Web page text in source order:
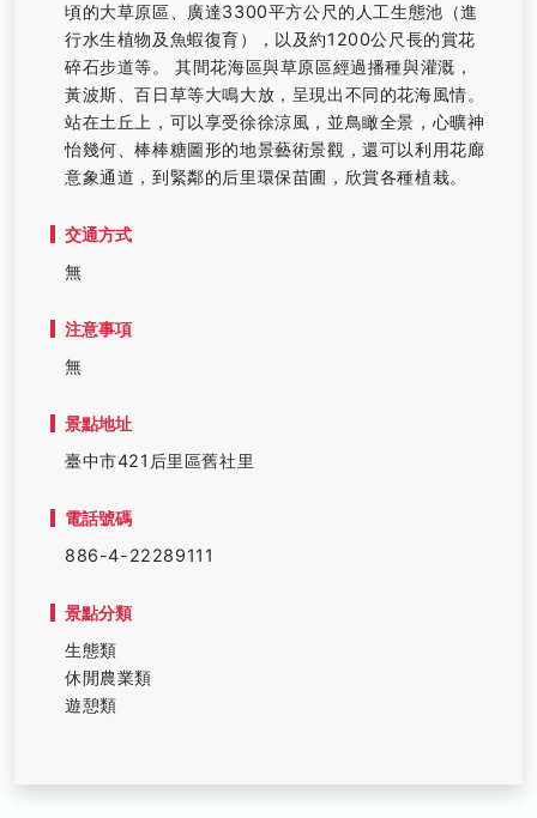
頃的大草原區、廣達3300平方公尺的人工生態池（進
行水生植物及魚蝦復育），以及約1200公尺長的賞花
碎石步道等。 其間花海區與草原區經過播種與灌溉，
黃波斯、百日草等大鳴大放，呈現出不同的花海風情。
站在土丘上，可以享受徐徐涼風，並鳥瞰全景，心曠神
怡幾何、棒棒糖圖形的地景藝術景觀，還可以利用花廊
意象通道，到緊鄰的后里環保苗圃，欣賞各種植栽。
交通方式
無
注意事項
無
景點地址
臺中市421后里區舊社里
電話號碼
886-4-22289111
景點分類
生態類
休閒農業類
遊憩類